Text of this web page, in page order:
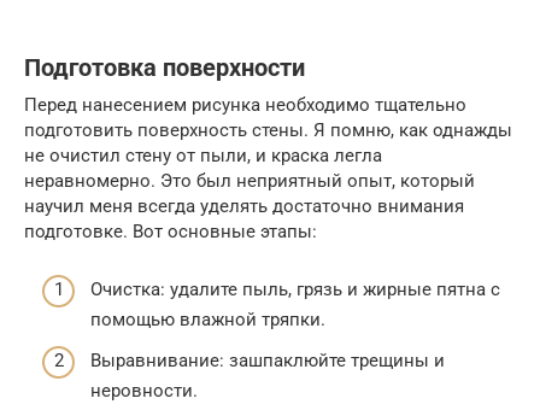
Подготовка поверхности
Перед нанесением рисунка необходимо тщательно
подготовить поверхность стены. Я помню, как однажды
не очистил стену от пыли, и краска легла
неравномерно. Это был неприятный опыт, который
научил меня всегда уделять достаточно внимания
подготовке. Вот основные этапы:
Очистка: удалите пыль, грязь и жирные пятна с
помощью влажной тряпки.
Выравнивание: зашпаклюйте трещины и
неровности.